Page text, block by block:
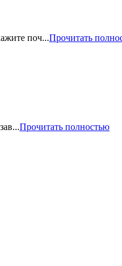
поч...Прочитать
Прочитать полностью